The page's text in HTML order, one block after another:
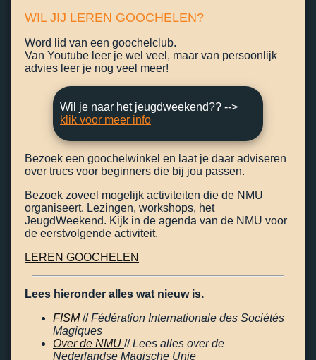
WIL JIJ LEREN GOOCHELEN?
Word lid van een goochelclub.
Van Youtube leer je wel veel, maar van persoonlijk
advies leer je nog veel meer!
Wil je naar het jeugdweekend?? -->
klik voor meer info
Bezoek een goochelwinkel en laat je daar adviseren
over trucs voor beginners die bij jou passen.
Bezoek zoveel mogelijk activiteiten die de NMU
organiseert. Lezingen, workshops, het
JeugdWeekend. Kijk in de agenda van de NMU voor
de eerstvolgende activiteit.
LEREN GOOCHELEN
Lees hieronder alles wat nieuw is.
FISM//Fédération Internationale des Sociétés
Magiques
Over de NMU //Lees alles over de
Nederlandse Magische Unie